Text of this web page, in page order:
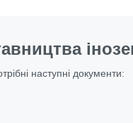
наступні документи: